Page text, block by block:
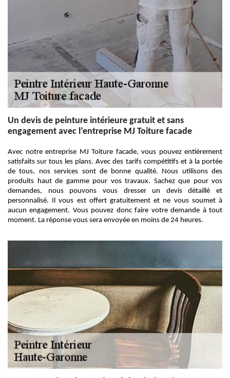
Un devis de peinture intérieure gratuit et sans
engagement avec l’entreprise MJ Toiture facade
Avec notre entreprise MJ Toiture facade, vous pouvez entièrement
satisfaits sur tous les plans. Avec des tarifs compétitifs et à la portée
de tous, nos services sont de bonne qualité. Nous utilisons des
produits haut de gamme pour vos travaux. Sachez que pour vos
demandes, nous pouvons vous dresser un devis détaillé et
personnalisé. Il vous est offert gratuitement et ne vous soumet à
aucun engagement. Vous pouvez donc faire votre demande à tout
moment. La réponse vous sera envoyée en moins de 24 heures.